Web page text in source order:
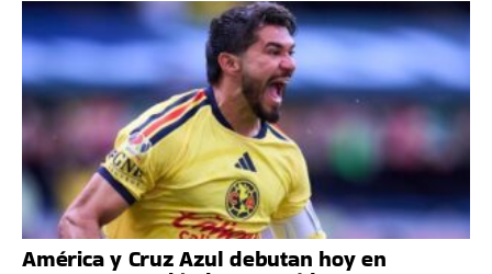
América y Cruz Azul debutan hoy en